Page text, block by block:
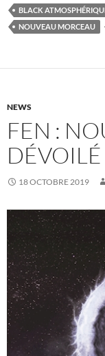
BLACK
NOUVEAU MORCEAU
NEWS
FEN :
DÉVOILÉ
18 OCTOBRE 2019